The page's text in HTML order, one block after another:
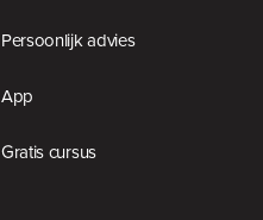
Persoonlijk advies
App
Gratis cursus